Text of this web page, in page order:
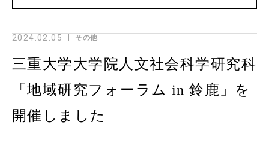
2024.02.05 その他
三重大学大学院人文社会科学研究科
「地域研究フォーラム in 鈴鹿」を
開催しました